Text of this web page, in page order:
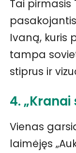
Tai pirmasis
Ivaną, kuris
tampa
stiprus ir
4. „Kranai
Vienas
laimėjęs